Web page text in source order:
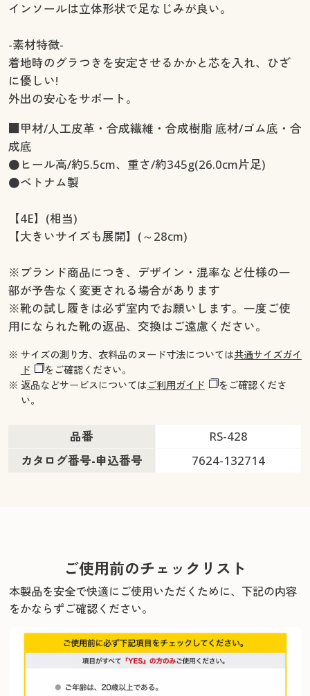
インソールは立体形状で足なじみが良い。
-素材特徴-
着地時のグラつきを安定させるかかと芯を入れ、ひざ
に優しい!
外出の安心をサポート。
■甲材/人工皮革・合成繊維・合成樹脂 底材/ゴム底・合
成底
●ヒール高/約5.5cm、重さ/約345g(26.0cm片足)
●ベトナム製
【4E】(相当)
【大きいサイズも展開】(～28cm)
※ブランド商品につき、デザイン・混率など仕様の一
部が予告なく変更される場合があります
※靴の試し履きは必ず室内でお願いします。一度ご使
用になられた靴の返品、交換はご遠慮ください。
※ サイズの測り方、衣料品のヌード寸法については共通サイズガイ
ド
をご確認ください。
※ 返品などサービスについてはご利用ガイド
をご確認くださ
い。
品番
RS-428
カタログ番号-申込番号
7624-132714
ご使用前のチェックリスト
本製品を安全で快適にご使用いただくために、下記の内容
をかならずご確認ください。